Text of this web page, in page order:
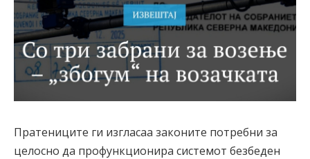
Пратениците ги изгласаа законите потребни за
целосно да профункционира системот безбеден